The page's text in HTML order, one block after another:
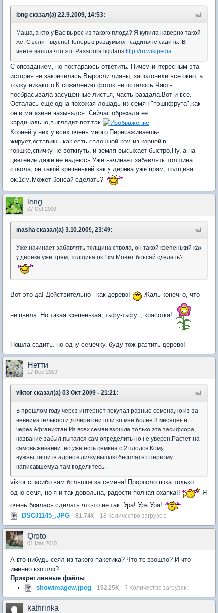
long сказал(а) 22.9.2009, 14:53:
Маша, а кто у Вас вырос из такого плода? Я купила наверно такой
же. Съели - вкусно! Теперь в раздумьях - садить/не садить.. В
инете нашла что это Passiflora ligulаris http://ru.wikipedia....
С опозданием, но постараюсь ответить. Ничем интересным эта
история не закончилась.Выросли лианы, заполонили все окно, а
толку никакого.К сожалению фоток не осталось.Часть
посбрасывала засушенные листья, часть раздала.Вот и все.
Осталась еще одна похожая лошадь из семян "пэшнфрута",как
он в магазине назывался..Сейчас обрезала ее
кардинально,выглядит вот так
Корней у них у всех очень много.Пересаживаешь-
жирует,оставишь как есть-сплошной ком из корней в
горшке,спичку не воткнуть, и земля высыхает быстро.Ну, а на
цветение даже не надеюсь.Уже начинает забавлять толщина
ствола, он такой крепенький как у дерева уже прям, толщина
ок.1см.Может бонсай сделать?
long
07 Oct 2009
masha сказал(а) 3.10.2009, 23:49:
Уже начинает забавлять толщина ствола, он такой крепенький как
у дерева уже прям, толщина ок.1см.Может бонсай сделать?
Вот это да! Действительно - как дерево! Жаль конечно, что
не цвела. Но такая крепенькая, тьфу-тьфу.., красотка!
Пошла садить, но одну семечку, буду тож растить дерево!
Нетти
17 Dec 2009
viktor сказал(а) 03 Окт 2009 - 21:21:
В прошлом году через интернет покупал разные семена,но из-за
невнимательности дочери они шли ко мне более 3 месяцев и
через Афганистан.Из всех семян взошла только эта пасифлора,
название забыл,пытался сам определить но не уверен.Растет на
самовыживании ,но уже есть семена с 2 плодов.Кому
нужны,пишите адрес в личку,вышлю бесплатно первому
написавшему,а там поделитесь.
viktor спасибо вам большое за семена! Проросло пока только
одно семя, но я и так довольна, радости полная охапка!!
Я
очень боялась сделать что-то не так. Ура! Ура Ура!
DSC01145_.JPG
81.74К 18 Количество загрузок:
Qroto
01 Mar 2010
А кто-нибудь сеял из такого пакетика? Что-то взошло? И что
именно взошло?
Прикрепленные файлы
showimagew.jpeg
152.25К 7 Количество загрузок:
kathrinka